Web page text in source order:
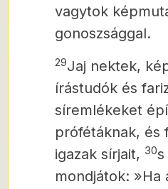
vagytok
gonoszsággal.
29Jaj nektek,
írástudók és
síremlékeket
prófétáknak, és
igazak sírjait, 30s
mondjátok: »Ha